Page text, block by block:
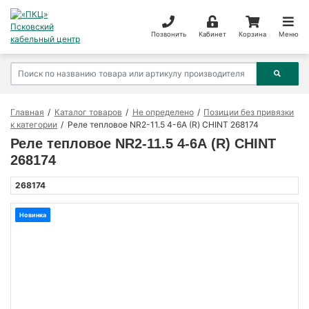
Позвонить Кабинет Корзина Меню
Главная Каталог товаров Не определено
Позиции без привязки
к категории
Реле тепловое NR2-11.5 4-6А (R) CHINT 268174
Реле тепловое NR2-11.5 4-6А (R) CHINT
268174
268174
Новинка